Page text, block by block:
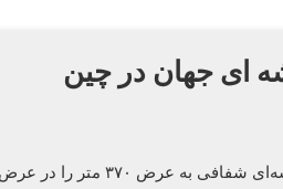
ای جهان در چین
یک شرکت معماری به نام «هیم دوتان» پل